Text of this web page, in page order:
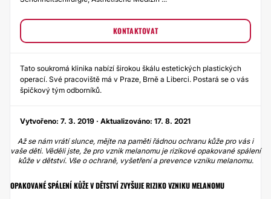
KONTAKTOVAT
Tato soukromá klinika nabízí širokou škálu estetických plastických
operací. Své pracoviště má v Praze, Brně a Liberci. Postará se o vás
špičkový tým odborníků.
Vytvořeno: 7. 3. 2019 · Aktualizováno: 17. 8. 2021
Až se nám vrátí slunce, mějte na paměti řádnou ochranu kůže pro vás i
vaše děti. Věděli jste, že pro vznik melanomu je rizikové opakované spálení
kůže v dětství. Vše o ochraně, vyšetření a prevence vzniku melanomu.
OPAKOVANÉ SPÁLENÍ KŮŽE V DĚTSTVÍ ZVYŠUJE RIZIKO VZNIKU MELANOMU